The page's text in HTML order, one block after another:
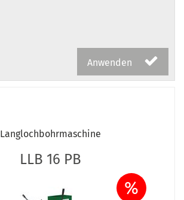
Anwenden
Langlochbohrmaschine
LLB 16 PB
%